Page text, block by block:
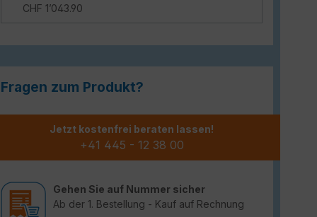
CHF 1’043.90
Fragen zum Produkt?
Jetzt kostenfrei beraten lassen!
+41 445 - 12 38 00
Gehen Sie auf Nummer sicher
Ab der 1. Bestellung - Kauf auf Rechnung